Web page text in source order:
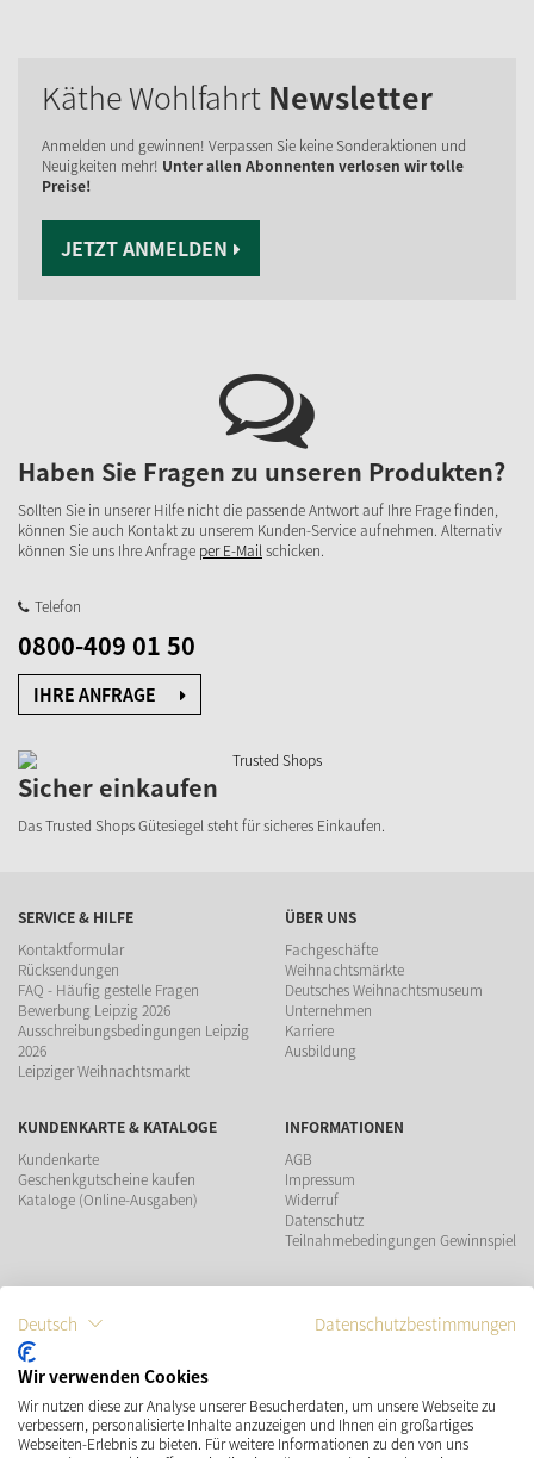
Käthe Wohlfahrt Newsletter
Anmelden und gewinnen! Verpassen Sie keine Sonderaktionen und
Neuigkeiten mehr! Unter allen Abonnenten verlosen wir tolle
Preise!
JETZT ANMELDEN
Haben Sie Fragen zu unseren Produkten?
Sollten Sie in unserer Hilfe nicht die passende Antwort auf Ihre Frage finden,
können Sie auch Kontakt zu unserem Kunden-Service aufnehmen. Alternativ
können Sie uns Ihre Anfrage per E-Mailschicken.
Telefon
0800-409 01 50
IHRE ANFRAGE
Sicher einkaufen
Das Trusted Shops Gütesiegel steht für sicheres Einkaufen.
SERVICE & HILFE
Kontaktformular
Rücksendungen
FAQ - Häufig gestelle Fragen
Bewerbung Leipzig 2026
Ausschreibungsbedingungen Leipzig
2026
Leipziger Weihnachtsmarkt
ÜBER UNS
Fachgeschäfte
Weihnachtsmärkte
Deutsches Weihnachtsmuseum
Unternehmen
Karriere
Ausbildung
KUNDENKARTE & KATALOGE
Kundenkarte
Geschenkgutscheine kaufen
Kataloge (Online-Ausgaben)
INFORMATIONEN
AGB
Impressum
Widerruf
Datenschutz
Teilnahmebedingungen Gewinnspiel
VERSAND SOCIAL MEDIA
Deutsch Datenschutzbestimmungen
Wir verwenden Cookies
Wir nutzen diese zur Analyse unserer Besucherdaten, um unsere Webseite zu
verbessern, personalisierte Inhalte anzuzeigen und Ihnen ein großartiges
Webseiten-Erlebnis zu bieten. Für weitere Informationen zu den von uns